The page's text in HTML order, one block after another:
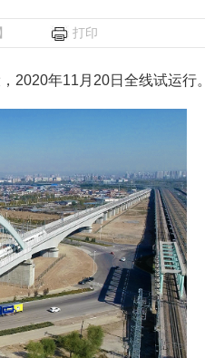
】 打印
年11月20日全线试运行。